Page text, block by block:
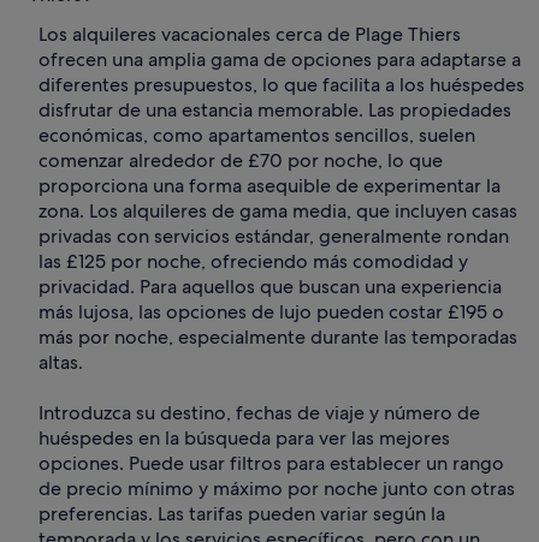
Los alquileres vacacionales cerca de Plage Thiers
ofrecen una amplia gama de opciones para adaptarse a
diferentes presupuestos, lo que facilita a los huéspedes
disfrutar de una estancia memorable. Las propiedades
económicas, como apartamentos sencillos, suelen
comenzar alrededor de £70 por noche, lo que
proporciona una forma asequible de experimentar la
zona. Los alquileres de gama media, que incluyen casas
privadas con servicios estándar, generalmente rondan
las £125 por noche, ofreciendo más comodidad y
privacidad. Para aquellos que buscan una experiencia
más lujosa, las opciones de lujo pueden costar £195 o
más por noche, especialmente durante las temporadas
altas.
Introduzca su destino, fechas de viaje y número de
huéspedes en la búsqueda para ver las mejores
opciones. Puede usar filtros para establecer un rango
de precio mínimo y máximo por noche junto con otras
preferencias. Las tarifas pueden variar según la